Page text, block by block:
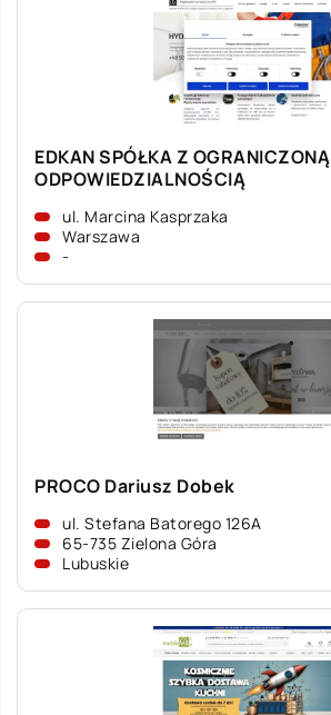
EDKAN SPÓŁKA Z OGRANICZONĄ
ODPOWIEDZIALNOŚCIĄ
ul. Marcina Kasprzaka
Warszawa
-
PROCO Dariusz Dobek
ul. Stefana Batorego 126A
65-735 Zielona Góra
Lubuskie